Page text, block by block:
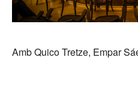
Amb Quico Tretze, Empar